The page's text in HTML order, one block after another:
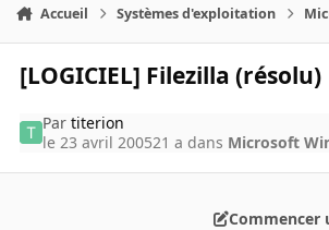
Accueil Systèmes d'exploitation
[LOGICIEL] Filezilla (résolu)
Partiterion
le 23 avril 200521 a dans Microsoft
Commencer